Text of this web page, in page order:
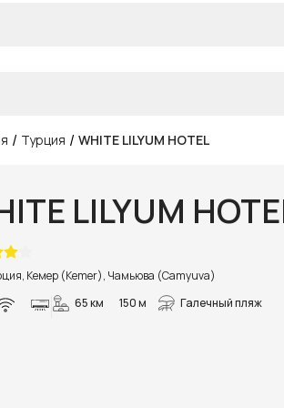
/ Турция / WHITE LILYUM HOTEL
LILYUM
Кемер (Kemer), Чамьюва (Camyuva)
65 км
150 м Галечный пляж